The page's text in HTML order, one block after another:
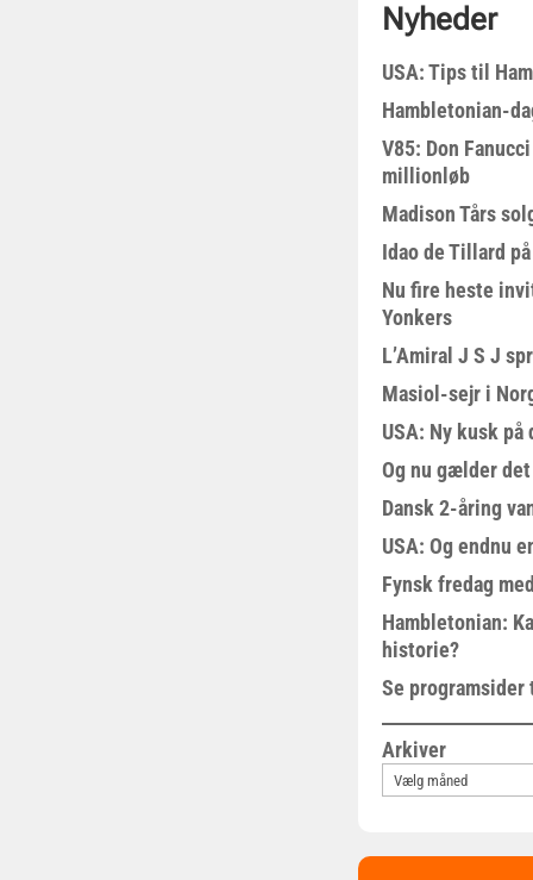
Nyheder
USA: Tips til
Hambletonian-
V85: Don
millionløb
Madison Tårs
Idao de Tillard
Nu fire heste
Yonkers
L’Amiral J S J
Masiol-sejr i
USA: Ny kusk på
Og nu gælder
Dansk 2-åring
USA: Og endnu
Fynsk fredag
Hambletonian:
historie?
Se
Arkiver